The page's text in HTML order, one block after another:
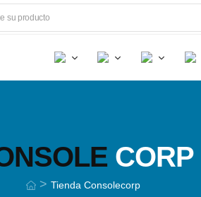
CORP
> Tienda Consolecorp